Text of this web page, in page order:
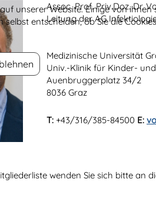
Assoc. Prof. Priv.Doz. Dr.
Leitung der AG
Medizinische Universität
Univ.-Klinik für Kinder-
Auenbruggerplatz 34/2
8036 Graz
T: +43/316/385-84500 E:
wenden Sie sich bitte an
unserer Website. Einige von
selbst entscheiden, ob Sie die